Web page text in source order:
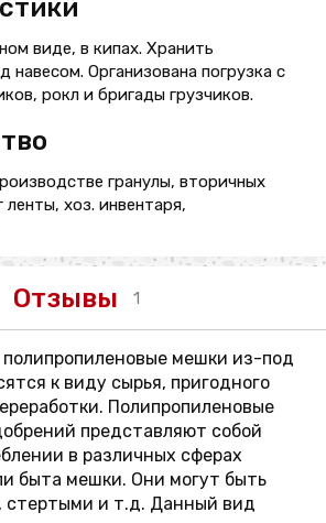
виде, в кипах. Хранить
навесом. Организована погрузка с
рокл и бригады грузчиков.
гранулы, вторичных
хоз. инвентаря,
Отзывы 1
мешки из-под
к виду сырья, пригодного
Полипропиленовые
представляют собой
в различных сферах
быта мешки. Они могут быть
и т.д. Данный вид